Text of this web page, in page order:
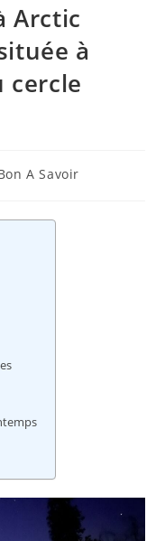
Arctic
à
cercle
A Savoir